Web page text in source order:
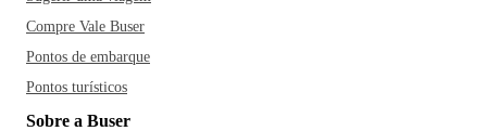
Compre Vale Buser
Pontos de embarque
Pontos turísticos
Sobre a Buser